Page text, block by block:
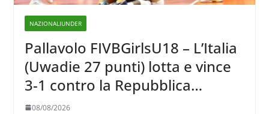
NAZIONALIUNDER
Pallavolo FIVBGirlsU18 – L’Italia
(Uwadie 27 punti) lotta e vince
3-1 contro la Repubblica
Dominicana
08/08/2026